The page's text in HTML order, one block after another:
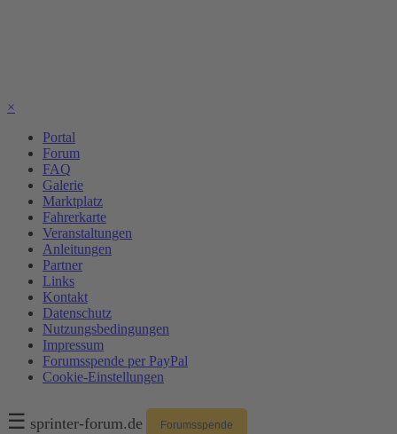
×
Portal
Forum
FAQ
Galerie
Marktplatz
Fahrerkarte
Veranstaltungen
Anleitungen
Partner
Links
Kontakt
Datenschutz
Nutzungsbedingungen
Impressum
Forumsspende per PayPal
Cookie-Einstellungen
☰ sprinter-forum.de Forumsspende